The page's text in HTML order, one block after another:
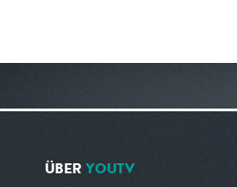
ÜBER YOUTV